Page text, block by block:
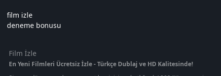
film izle
deneme bonusu
Film İzle
En Yeni Filmleri Ücretsiz İzle - Türkçe Dublaj ve HD Kalitesinde!